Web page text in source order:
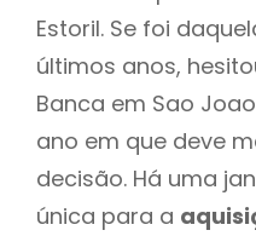
Estoril. Se foi
últimos anos,
Banca em Sao
ano em que deve
decisão. Há uma
única para a